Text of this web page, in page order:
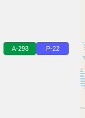
А-298 Р-22